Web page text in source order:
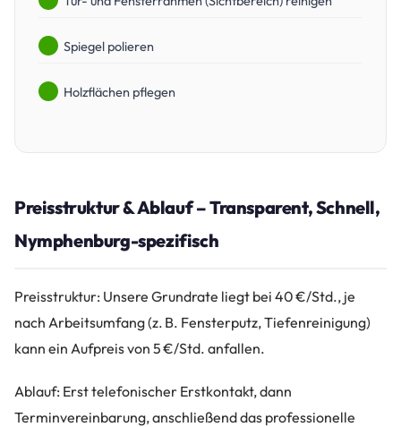
Spiegel polieren
Holzflächen pflegen
Preisstruktur & Ablauf – Transparent, Schnell,
Nymphenburg-spezifisch
Preisstruktur: Unsere Grundrate liegt bei 40 €/Std., je
nach Arbeitsumfang (z. B. Fensterputz, Tiefenreinigung)
kann ein Aufpreis von 5 €/Std. anfallen.
Ablauf: Erst telefonischer Erstkontakt, dann
Terminvereinbarung, anschließend das professionelle